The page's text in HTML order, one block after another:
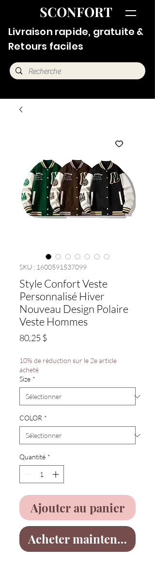
SCONFORT
Livraison rapide, gratuite &
Retours faciles
SKU : 1600591537099
Style Confort Veste
Personnalisé Hiver
Nouveau Design Polaire
Veste Hommes
80,25 $Prix
10% de réduction sur le 2e article
acheté
Size *
COLOR *
Quantité *
Ajouter au panier
Acheter maintenant